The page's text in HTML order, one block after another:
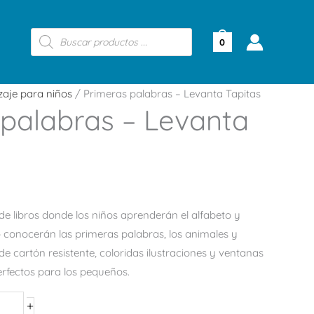
Búsqueda
de
productos
0
para niños / Primeras palabras – Levanta Tapitas
– Levanta
libros donde los niños aprenderán el alfabeto y
las primeras palabras, los animales y
cartón resistente, coloridas ilustraciones y ventanas
para los pequeños.
+